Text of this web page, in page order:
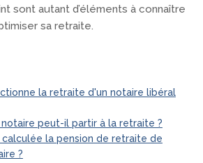
sont autant d’éléments à connaître
sa retraite.
la retraite d'un notaire libéral
peut-il partir à la retraite ?
la pension de retraite de
?